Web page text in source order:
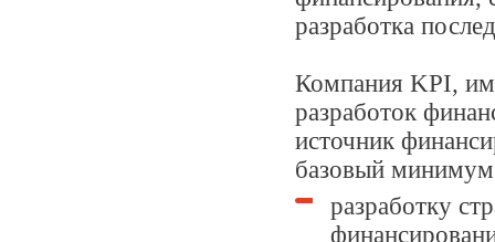
разработка
Компания KPI,
разработок
источник
базовый
разработку